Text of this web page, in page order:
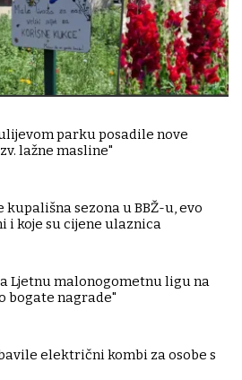
parku posadile nove
lažne masline"
kupališna sezona u BBŽ-u, evo
i koje su cijene ulaznica
Ljetnu malonogometnu ligu na
bogate nagrade"
električni kombi za osobe s